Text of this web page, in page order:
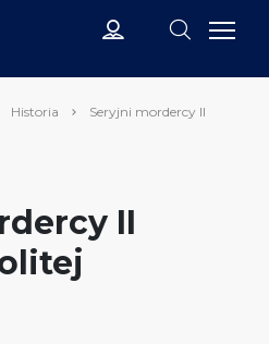
Historia
Seryjni mordercy II
II